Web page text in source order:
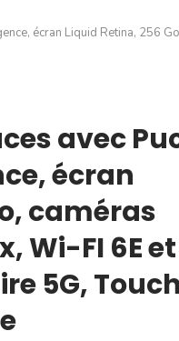
écran Liquid Retina, 256
avec
écran
caméras
Wi-FI 6E et
5G, Touch